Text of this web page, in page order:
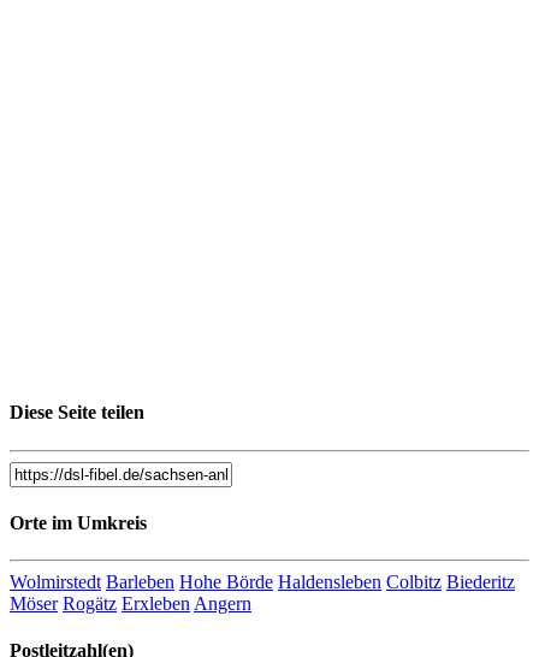
Diese Seite teilen
Orte im Umkreis
Wolmirstedt Barleben Hohe Börde Haldensleben Colbitz Biederitz
Möser Rogätz Erxleben Angern
Postleitzahl(en)